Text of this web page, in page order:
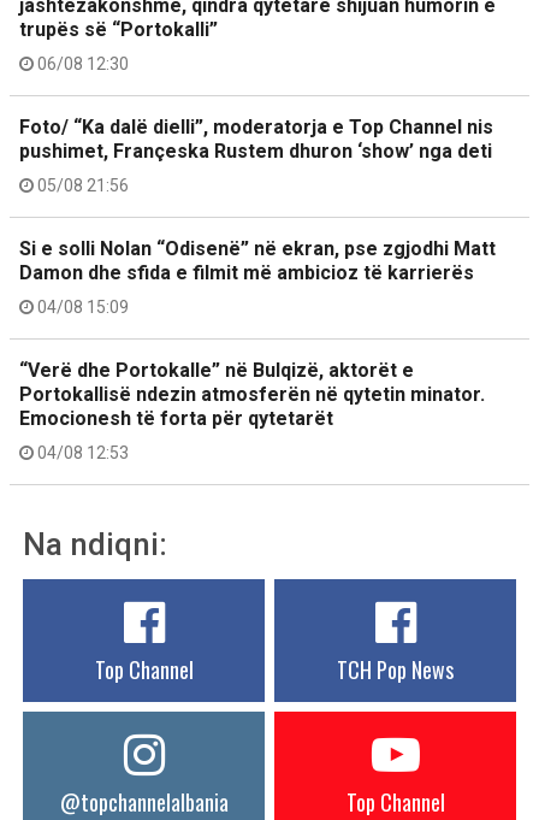
jashtëzakonshme, qindra qytetarë shijuan humorin e
trupës së “Portokalli”
06/08 12:30
Foto/ “Ka dalë dielli”, moderatorja e Top Channel nis
pushimet, Françeska Rustem dhuron ‘show’ nga deti
05/08 21:56
Si e solli Nolan “Odisenë” në ekran, pse zgjodhi Matt
Damon dhe sfida e filmit më ambicioz të karrierës
04/08 15:09
“Verë dhe Portokalle” në Bulqizë, aktorët e
Portokallisë ndezin atmosferën në qytetin minator.
Emocionesh të forta për qytetarët
04/08 12:53
Na ndiqni:
Top Channel TCH Pop News
@topchannelalbania Top Channel